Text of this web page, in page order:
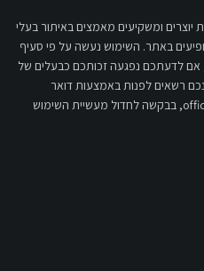
יוצרים ומשקיעים מאמצים באיתור בעלי
באתר. השימוש נעשה על פי סעיף
לחוק זכויות יוצרים תשס"ח - 2007, אם לדעתכם נפגעה זכותכם כבעלים של
רשאים לפנות באמצעות דואר
, בבקשה לחדול מעשיית השימוש